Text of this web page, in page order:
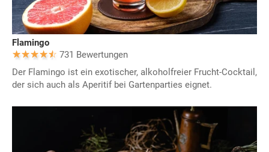
Flamingo
731 Bewertungen
Der Flamingo ist ein exotischer, alkoholfreier Frucht-Cocktail,
der sich auch als Aperitif bei Gartenparties eignet.